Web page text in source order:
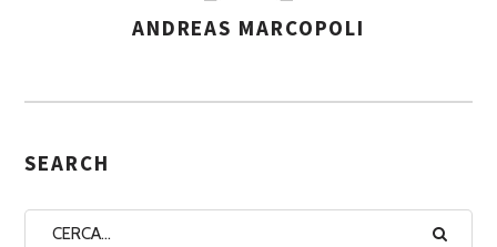
S
G
ANDREAS MARCOPOLI
SEARCH